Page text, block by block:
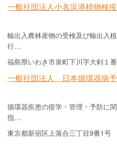
一般社団法人小名浜港植物検
輸出入農林産物の受検及び輸出入
行…
福島県いわき市泉町下川字大剣１
一般社団法人 日本循環器病
循環器疾患の疫学・管理・予防に
指…
東京都新宿区上落合三丁目9番1号